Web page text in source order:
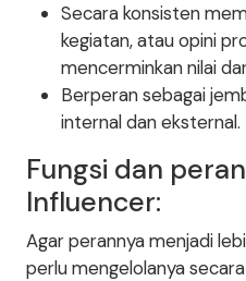
Secara konsisten
kegiatan, atau opini
mencerminkan nilai
Berperan sebagai
internal dan eksternal.
Fungsi dan
Influencer:
Agar perannya menjadi
perlu mengelolanya